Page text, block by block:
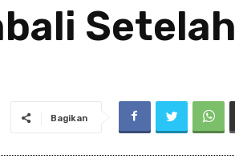
Setelah
Bagikan